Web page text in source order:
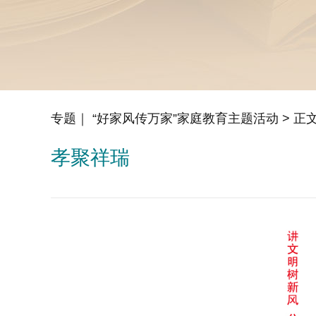
专题｜ “好家风传万家”家庭教育主题活动 > 正
孝聚祥瑞